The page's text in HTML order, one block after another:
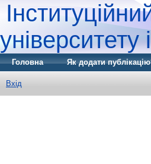
Головна Як додати
Вхід